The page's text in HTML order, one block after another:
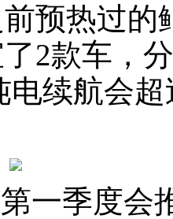
预热过的
2款车，
续航会
一季度会